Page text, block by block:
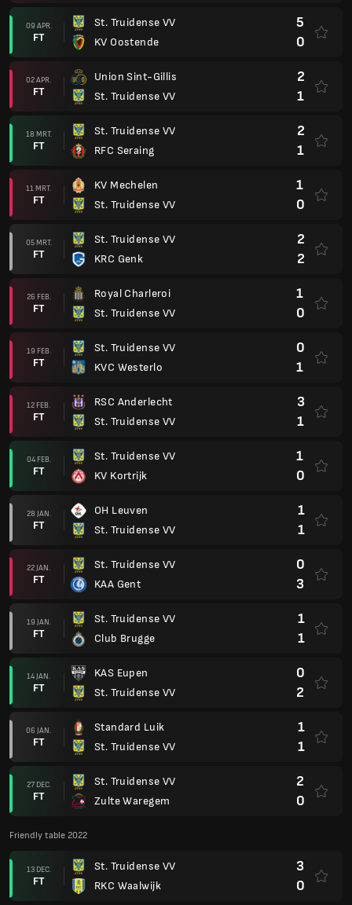
09 APR.
FT
St. Truidense VV
KV Oostende
5
0
02 APR.
FT
Union Sint-Gillis
St. Truidense VV
2
1
18 MRT.
FT
St. Truidense VV
RFC Seraing
2
1
11 MRT.
FT
KV Mechelen
St. Truidense VV
1
0
05 MRT.
FT
St. Truidense VV
KRC Genk
2
2
26 FEB.
FT
Royal Charleroi
St. Truidense VV
1
0
19 FEB.
FT
St. Truidense VV
KVC Westerlo
0
1
12 FEB.
FT
RSC Anderlecht
St. Truidense VV
3
1
04 FEB.
FT
St. Truidense VV
KV Kortrijk
1
0
28 JAN.
FT
OH Leuven
St. Truidense VV
1
1
22 JAN.
FT
St. Truidense VV
KAA Gent
0
3
19 JAN.
FT
St. Truidense VV
Club Brugge
1
1
14 JAN.
FT
KAS Eupen
St. Truidense VV
0
2
06 JAN.
FT
Standard Luik
St. Truidense VV
1
1
27 DEC.
FT
St. Truidense VV
Zulte Waregem
2
0
Friendly table 2022
13 DEC.
FT
St. Truidense VV
RKC Waalwijk
3
0